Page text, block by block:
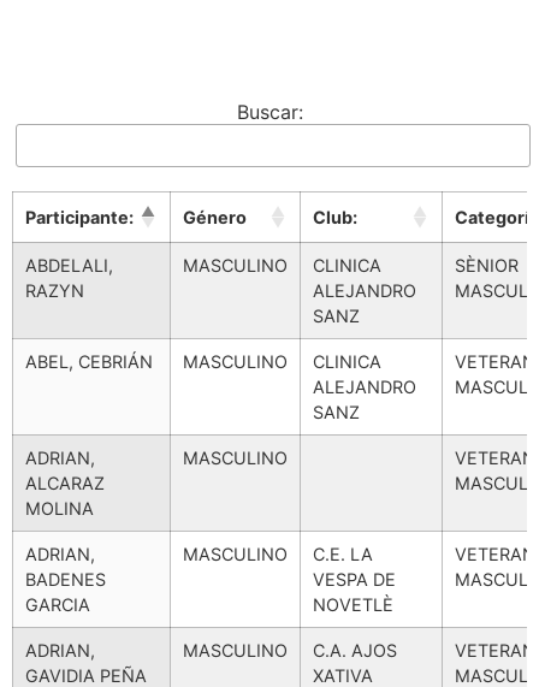
Buscar:
Participante: Género Club:
Categoría
Participante:
Género Club: Categoría
ABDELALI,
RAZYN
MASCULINO
CLINICA
ALEJANDRO
SANZ
SÈNIOR
ABEL, CEBRIÁN MASCULINO
CLINICA
ALEJANDRO
SANZ
ADRIAN,
ALCARAZ
MOLINA
MASCULINO
ADRIAN,
BADENES
GARCIA
MASCULINO
C.E. LA
VESPA DE
NOVETLÈ
ADRIAN,
GAVIDIA PEÑA
MASCULINO
C.A. AJOS
XATIVA